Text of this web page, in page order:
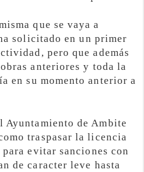
que se vaya a
solicitado en un primer
pero que además
anteriores y toda la
en su momento anterior a
Ayuntamiento de Ambite
traspasar la licencia
evitar sanciones con
de caracter leve hasta